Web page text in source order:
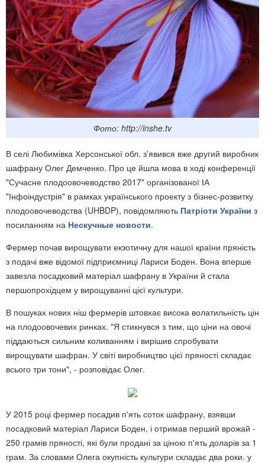
Фото: http://inshe.tv
В селі Любимівка Херсонської обл. з'явився вже другий виробник
шафрану Олег Демченко. Про це йшла мова в ході конференції
"Сучасне плодоовочеводство 2017" організованої ІА
"Інфоіндустрія" в рамках українського проекту з бізнес-розвитку
плодоовочеводства (UHBDP), повідомляють Патріоти України з
посиланням на Нескучные новости.
Фермер почав вирощувати екзотичну для нашої країни пряність
з подачі вже відомої підприємниці Лариси Боден. Вона вперше
завезла посадковий матеріал шафрану в України й стала
першопрохідцем у вирощуванні цієї культури.
В пошуках нових ніш фермерів штовхає висока волатильність цін
на плодоовочевих ринках. "Я стикнувся з тим, що ціни на овочі
піддаються сильним коливанням і вирішив спробувати
вирощувати шафран. У світі виробництво цієї пряності складає
всього три тони", - розповідає Олег.
У 2015 році фермер посадив п'ять соток шафрану, взявши
посадковий матеріал Лариси Боден, і отримав перший врожай -
250 грамів пряності, які були продані за ціною п'ять доларів за 1
грам. За словами Олега окупність культури складає два роки. у